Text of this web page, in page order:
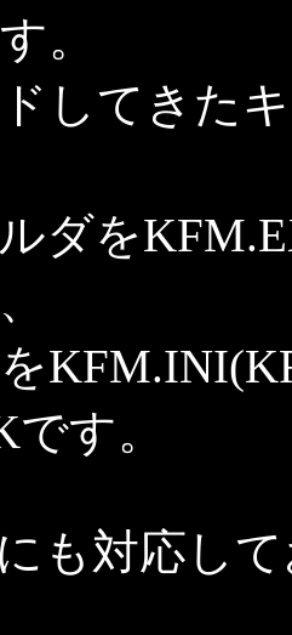
。
してきた
ダを
す。
も対応し